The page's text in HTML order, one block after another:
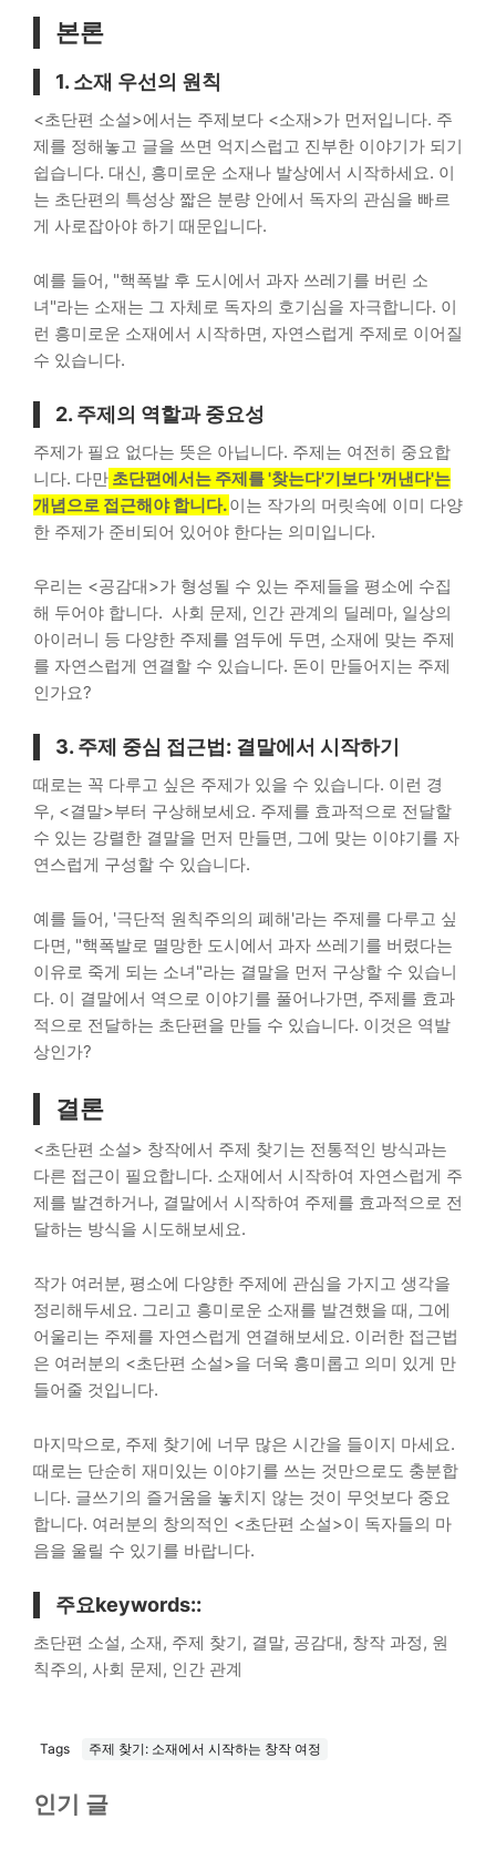
본론
1. 소재 우선의 원칙
<초단편 소설>에서는 주제보다 <소재>가 먼저입니다. 주
제를 정해놓고 글을 쓰면 억지스럽고 진부한 이야기가 되기
쉽습니다. 대신, 흥미로운 소재나 발상에서 시작하세요. 이
는 초단편의 특성상 짧은 분량 안에서 독자의 관심을 빠르
게 사로잡아야 하기 때문입니다.
예를 들어, "핵폭발 후 도시에서 과자 쓰레기를 버린 소
녀"라는 소재는 그 자체로 독자의 호기심을 자극합니다. 이
런 흥미로운 소재에서 시작하면, 자연스럽게 주제로 이어질
수 있습니다.
2. 주제의 역할과 중요성
주제가 필요 없다는 뜻은 아닙니다. 주제는 여전히 중요합
니다. 다만 초단편에서는 주제를 '찾는다'기보다 '꺼낸다'는
개념으로 접근해야 합니다.이는 작가의 머릿속에 이미 다양
한 주제가 준비되어 있어야 한다는 의미입니다.
우리는 <공감대>가 형성될 수 있는 주제들을 평소에 수집
해 두어야 합니다. 사회 문제, 인간 관계의 딜레마, 일상의
아이러니 등 다양한 주제를 염두에 두면, 소재에 맞는 주제
를 자연스럽게 연결할 수 있습니다. 돈이 만들어지는 주제
인가요?
3. 주제 중심 접근법: 결말에서 시작하기
때로는 꼭 다루고 싶은 주제가 있을 수 있습니다. 이런 경
우, <결말>부터 구상해보세요. 주제를 효과적으로 전달할
수 있는 강렬한 결말을 먼저 만들면, 그에 맞는 이야기를 자
연스럽게 구성할 수 있습니다.
예를 들어, '극단적 원칙주의의 폐해'라는 주제를 다루고 싶
다면, "핵폭발로 멸망한 도시에서 과자 쓰레기를 버렸다는
이유로 죽게 되는 소녀"라는 결말을 먼저 구상할 수 있습니
다. 이 결말에서 역으로 이야기를 풀어나가면, 주제를 효과
적으로 전달하는 초단편을 만들 수 있습니다. 이것은 역발
상인가?
결론
<초단편 소설> 창작에서 주제 찾기는 전통적인 방식과는
다른 접근이 필요합니다. 소재에서 시작하여 자연스럽게 주
제를 발견하거나, 결말에서 시작하여 주제를 효과적으로 전
달하는 방식을 시도해보세요.
작가 여러분, 평소에 다양한 주제에 관심을 가지고 생각을
정리해두세요. 그리고 흥미로운 소재를 발견했을 때, 그에
어울리는 주제를 자연스럽게 연결해보세요. 이러한 접근법
은 여러분의 <초단편 소설>을 더욱 흥미롭고 의미 있게 만
들어줄 것입니다.
마지막으로, 주제 찾기에 너무 많은 시간을 들이지 마세요.
때로는 단순히 재미있는 이야기를 쓰는 것만으로도 충분합
니다. 글쓰기의 즐거움을 놓치지 않는 것이 무엇보다 중요
합니다. 여러분의 창의적인 <초단편 소설>이 독자들의 마
음을 울릴 수 있기를 바랍니다.
주요keywords::
초단편 소설, 소재, 주제 찾기, 결말, 공감대, 창작 과정, 원
칙주의, 사회 문제, 인간 관계
Tags 주제 찾기: 소재에서 시작하는 창작 여정
인기 글